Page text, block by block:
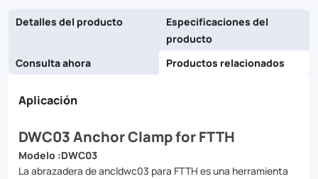
Detalles del producto
Especificaciones del
producto
Consulta ahora
Productos relacionados
Aplicación
DWC03 Anchor Clamp for FTTH
Modelo :DWC03
La abrazadera de ancldwc03 para FTTH es una herramienta